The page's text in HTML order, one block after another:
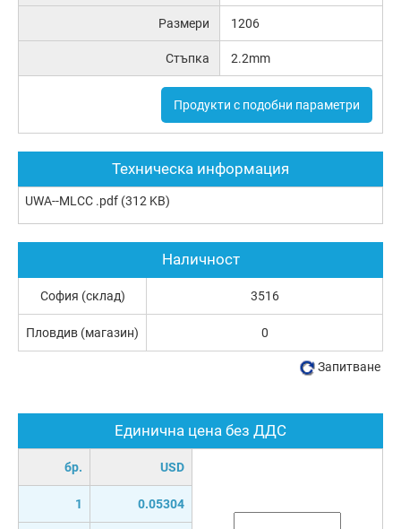
Размери 1206
Стъпка 2.2mm
Продукти с подобни параметри
Техническа информация
UWA--MLCC .pdf (312 KB)
Единична цена без ДДС
бр. USD
1 0.05304
Наличност
София (склад) 3516
Пловдив (магазин) 0
Запитване